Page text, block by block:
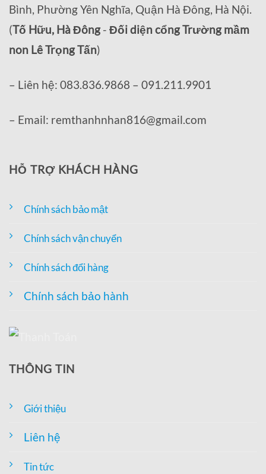
Bình, Phường Yên Nghĩa, Quận Hà Đông, Hà Nội.
(Tố Hữu, Hà Đông- Đối diện cổng Trường mầm
non Lê Trọng Tấn)
– Liên hệ: 083.836.9868 – 091.211.9901
– Email: remthanhnhan816@gmail.com
HỖ TRỢ KHÁCH HÀNG
Chính sách bảo mật
Chính sách vận chuyển
Chính sách đổi hàng
Chính sách bảo hành
THÔNG TIN
Giới thiệu
Liên hệ
Tin tức